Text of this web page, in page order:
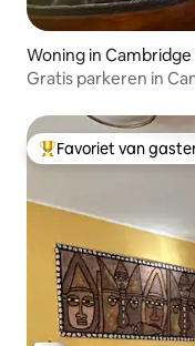
Woning in Cambridge
Gratis parkeren in
Topfavoriet van
Favoriet van